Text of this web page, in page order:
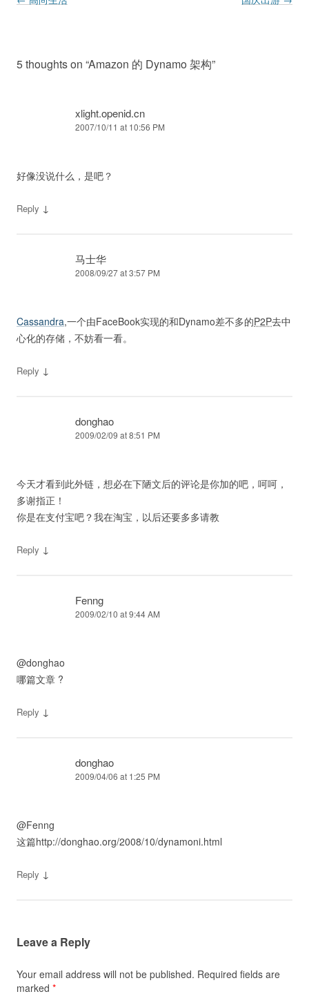
5 thoughts on “Amazon 的 Dynamo 架构”
xlight.openid.cn
2007/10/11 at 10:56 PM
好像没说什么，是吧？
Reply ↓
马士华
2008/09/27 at 3:57 PM
Cassandra,一个由FaceBook实现的和Dynamo差不多的P2P去中
心化的存储，不妨看一看。
Reply ↓
donghao
2009/02/09 at 8:51 PM
今天才看到此外链，想必在下陋文后的评论是你加的吧，呵呵，
多谢指正！
你是在支付宝吧？我在淘宝，以后还要多多请教
Reply ↓
Fenng
2009/02/10 at 9:44 AM
@donghao
哪篇文章 ?
Reply ↓
donghao
2009/04/06 at 1:25 PM
@Fenng
这篇http://donghao.org/2008/10/dynamoni.html
Reply ↓
Leave a Reply
Your email address will not be published. Required fields are
marked *